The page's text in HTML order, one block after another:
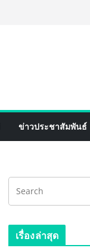
ข่าวประชาสัมพันธ์
เรื่องล่าสุด